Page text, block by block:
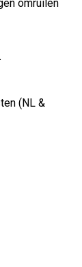
omruilen
(NL &